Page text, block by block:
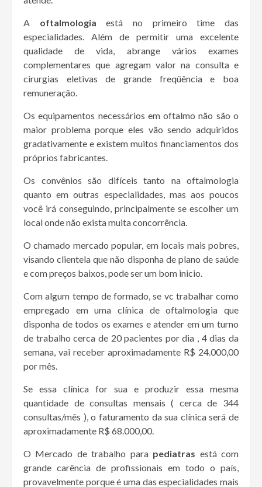
A oftalmologia está no primeiro time das
especialidades. Além de permitir uma excelente
qualidade de vida, abrange vários exames
complementares que agregam valor na consulta e
cirurgias eletivas de grande freqüência e boa
remuneração.
Os equipamentos necessários em oftalmo não são o
maior problema porque eles vão sendo adquiridos
gradativamente e existem muitos financiamentos dos
próprios fabricantes.
Os convênios são difíceis tanto na oftalmologia
quanto em outras especialidades, mas aos poucos
você irá conseguindo, principalmente se escolher um
local onde não exista muita concorrência.
O chamado mercado popular, em locais mais pobres,
visando clientela que não disponha de plano de saúde
e com preços baixos, pode ser um bom inicio.
Com algum tempo de formado, se vc trabalhar como
empregado em uma clínica de oftalmologia que
disponha de todos os exames e atender em um turno
de trabalho cerca de 20 pacientes por dia , 4 dias da
semana, vai receber aproximadamente R$ 24.000,00
por mês.
Se essa clínica for sua e produzir essa mesma
quantidade de consultas mensais ( cerca de 344
consultas/mês ), o faturamento da sua clínica será de
aproximadamente R$ 68.000,00.
O Mercado de trabalho para pediatras está com
grande carência de profissionais em todo o país,
provavelmente porque é uma das especialidades mais